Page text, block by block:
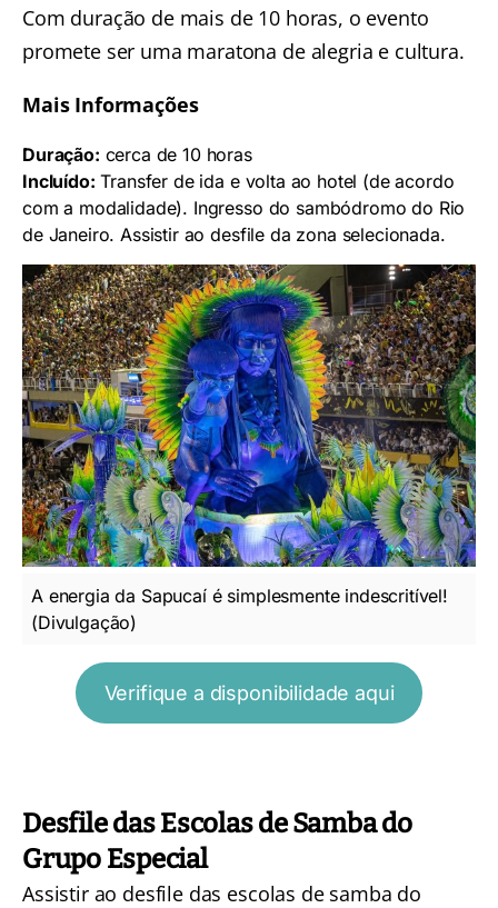
Com duração de mais de 10 horas, o evento
promete ser uma maratona de alegria e cultura.
Mais Informações
Duração: cerca de 10 horas
Incluído: Transfer de ida e volta ao hotel (de acordo
com a modalidade). Ingresso do sambódromo do Rio
de Janeiro. Assistir ao desfile da zona selecionada.
A energia da Sapucaí é simplesmente indescritível!
(Divulgação)
Verifique a disponibilidade aqui
Desfile das Escolas de Samba do
Grupo Especial
Assistir ao desfile das escolas de samba do